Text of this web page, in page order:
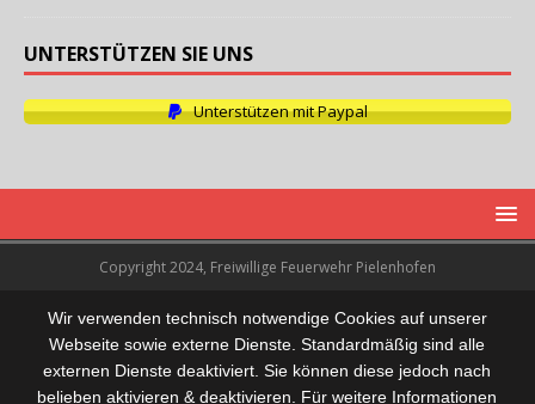
UNTERSTÜTZEN SIE UNS
Unterstützen mit Paypal
Copyright 2024, Freiwillige Feuerwehr Pielenhofen
Wir verwenden technisch notwendige Cookies auf unserer
Webseite sowie externe Dienste. Standardmäßig sind alle
externen Dienste deaktiviert. Sie können diese jedoch nach
belieben aktivieren & deaktivieren. Für weitere Informationen